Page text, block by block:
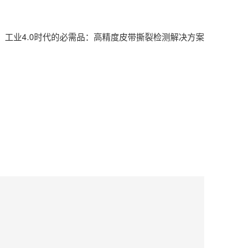
工业4.0时代的必需品：高精度皮带撕裂检测解决方案